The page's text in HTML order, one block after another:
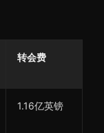
转会费
1.16亿英镑